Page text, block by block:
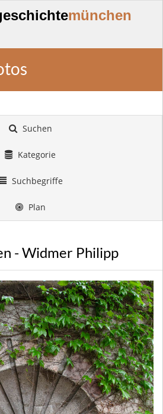
münchen
Suchen
Kategorie
Suchbegriffe
Plan
- Widmer Philipp